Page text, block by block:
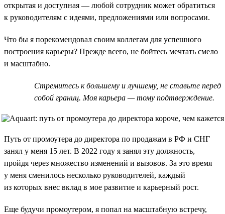
открытая и доступная — любой сотрудник может обратиться
к руководителям с идеями, предложениями или вопросами.
Что бы я порекомендовал своим коллегам для успешного
построения карьеры? Прежде всего, не бойтесь мечтать смело
и масштабно.
Стремитесь к большему и лучшему, не ставьте перед
собой границ. Моя карьера — тому подтверждение.
Путь от промоутера до директора по продажам в РФ и СНГ
занял у меня 15 лет. В 2022 году я занял эту должность,
пройдя через множество изменений и вызовов. За это время
у меня сменилось несколько руководителей, каждый
из которых внес вклад в мое развитие и карьерный рост.
Еще будучи промоутером, я попал на масштабную встречу,